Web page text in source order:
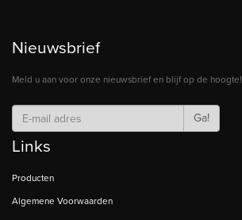
Nieuwsbrief
Meld u aan voor onze nieuwsbrief en blijf op de hoogte!
Ga!
Links
Producten
Algemene Voorwaarden